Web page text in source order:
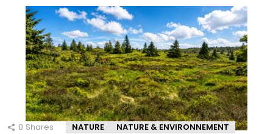
0 Shares NATURE NATURE & ENVIRONNEMENT